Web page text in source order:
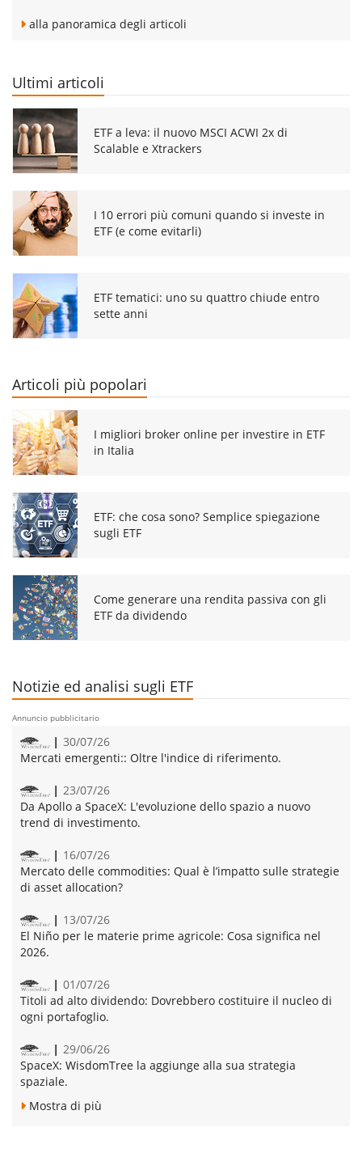
alla panoramica degli articoli
Ultimi articoli
ETF a leva: il nuovo MSCI ACWI 2x di
Scalable e Xtrackers
I 10 errori più comuni quando si investe in
ETF (e come evitarli)
ETF tematici: uno su quattro chiude entro
sette anni
Articoli più popolari
I migliori broker online per investire in ETF
in Italia
ETF: che cosa sono? Semplice spiegazione
sugli ETF
Come generare una rendita passiva con gli
ETF da dividendo
Notizie ed analisi sugli ETF
Annuncio pubblicitario
30/07/26
Mercati emergenti:: Oltre l'indice di riferimento.
23/07/26
Da Apollo a SpaceX: L'evoluzione dello spazio a nuovo
trend di investimento.
16/07/26
Mercato delle commodities: Qual è l’impatto sulle strategie
di asset allocation?
13/07/26
El Niño per le materie prime agricole: Cosa significa nel
2026.
01/07/26
Titoli ad alto dividendo: Dovrebbero costituire il nucleo di
ogni portafoglio.
29/06/26
SpaceX: WisdomTree la aggiunge alla sua strategia
spaziale.
Mostra di più